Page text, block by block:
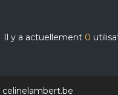
Il y a actuellement 0
celinelambert.be